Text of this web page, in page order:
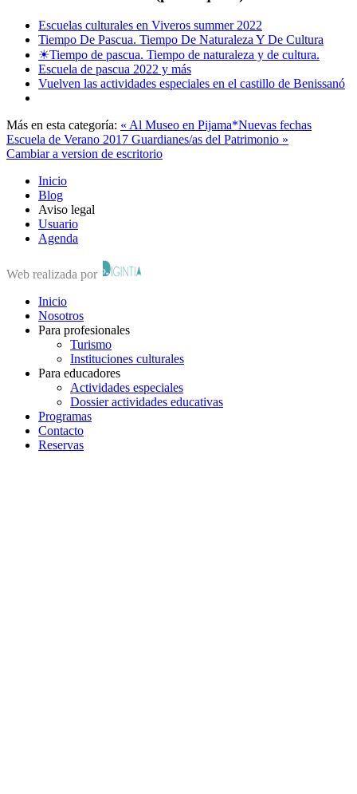
Escuelas culturales en Viveros summer 2022
Tiempo De Pascua. Tiempo De Naturaleza Y De Cultura
☀Tiempo de pascua. Tiempo de naturaleza y de cultura.
Escuela de pascua 2022 y más
Vuelven las actividades especiales en el castillo de Benissanó
Más en esta categoría: « Al Museo en Pijama*Nuevas fechas
Escuela de Verano 2017 Guardianes/as del Patrimonio »
Cambiar a version de escritorio
Inicio
Blog
Aviso legal
Usuario
Agenda
Web realizada por
Inicio
Nosotros
Para profesionales
Turismo
Instituciones culturales
Para educadores
Actividades especiales
Dossier actividades educativas
Programas
Contacto
Reservas